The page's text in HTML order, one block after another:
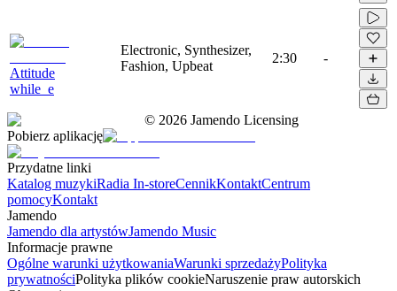
Attitude
while_e
Electronic, Synthesizer,
Fashion, Upbeat
2:30 -
© 2026 Jamendo Licensing
Pobierz aplikację
Przydatne linki
Katalog muzykiRadia In-storeCennikKontaktCentrum
pomocyKontakt
Jamendo
Jamendo dla artystówJamendo Music
Informacje prawne
Ogólne warunki użytkowaniaWarunki sprzedażyPolityka
prywatnościPolityka plików cookieNaruszenie praw autorskich